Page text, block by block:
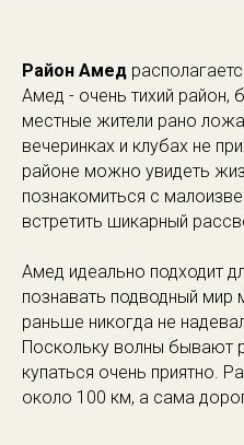
Район Амед
Амед - очень тихий район,
местные жители рано
вечеринках и клубах не
районе можно увидеть
познакомиться с
встретить шикарный
Амед идеально подходит
познавать подводный мир
раньше никогда не
Поскольку волны бывают
купаться очень приятно.
около 100 км, а сама